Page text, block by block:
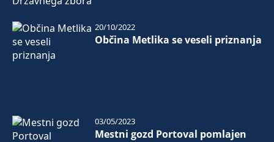
Občina Metlika se veseli priznanja
20/10/2022
Mestni gozd Portoval pomlajen
03/05/2023